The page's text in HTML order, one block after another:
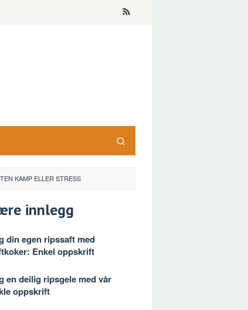
KAMP ELLER STRESS
innlegg
din egen ripssaft med
Enkel oppskrift
en deilig ripsgele med vår
oppskrift